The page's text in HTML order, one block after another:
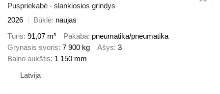
Puspriekabė - slankiosios grindys
2026
Būklė naujas
Tūris 91,07 m³ Pakaba pneumatika/pneumatika
Grynasis svoris 7 900 kg Ašys 3
Balno aukštis 1 150 mm
Latvija